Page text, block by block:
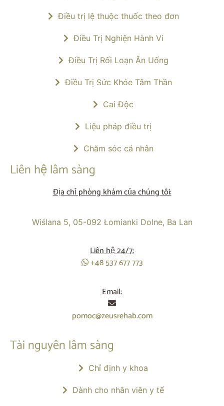
Điều trị lệ thuộc thuốc theo đơn
Điều Trị Nghiện Hành Vi
Điều Trị Rối Loạn Ăn Uống
Điều Trị Sức Khỏe Tâm Thần
Cai Độc
Liệu pháp điều trị
Chăm sóc cá nhân
Liên hệ lâm sàng
Địa chỉ phòng khám của chúng tôi:
Wiślana 5, 05-092 Łomianki Dolne, Ba Lan
Liên hệ 24/7:
+48 537 677 773
Email:
pomoc@zeusrehab.com
Tài nguyên lâm sàng
Chỉ định y khoa
Dành cho nhân viên y tế